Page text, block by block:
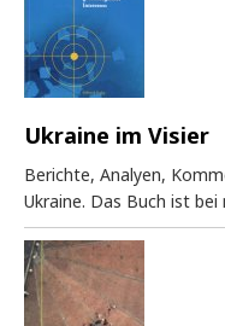
Ukraine im Visier
Berichte, Analyen,
Ukraine. Das Buch ist